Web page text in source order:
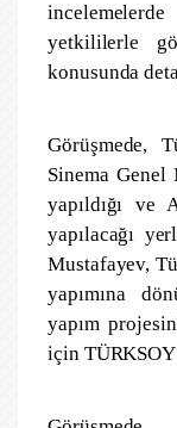
yetkililerle
konusunda
Görüşmede,
Sinema
yapıldığı ve
yapılacağı
Mustafayev,
yapımına
yapım
için